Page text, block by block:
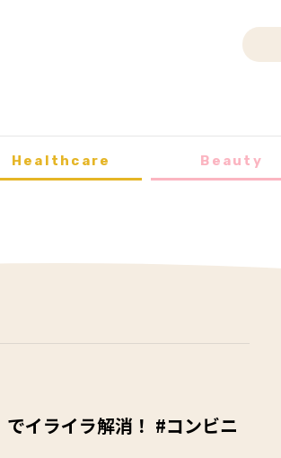
Healthcare Beauty
でイライラ解消！ #コンビニ